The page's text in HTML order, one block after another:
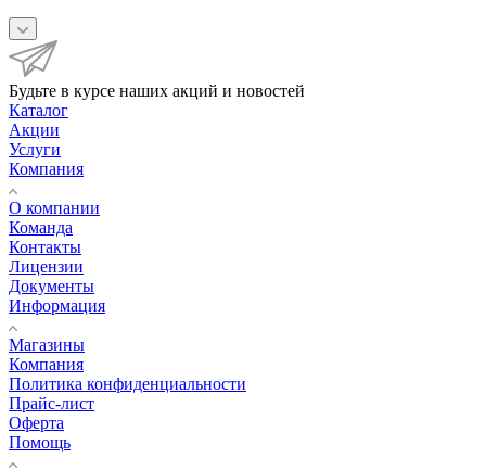
Будьте в курсе наших акций и новостей
Каталог
Акции
Услуги
Компания
О компании
Команда
Контакты
Лицензии
Документы
Информация
Магазины
Компания
Политика конфиденциальности
Прайс-лист
Оферта
Помощь